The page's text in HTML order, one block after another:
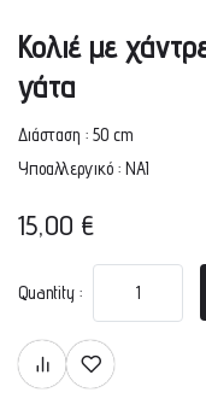
Κολιέ με
γάτα
Διάσταση : 50 cm
Υποαλλεργικό : ΝΑΙ
15,00 €
Quantity :